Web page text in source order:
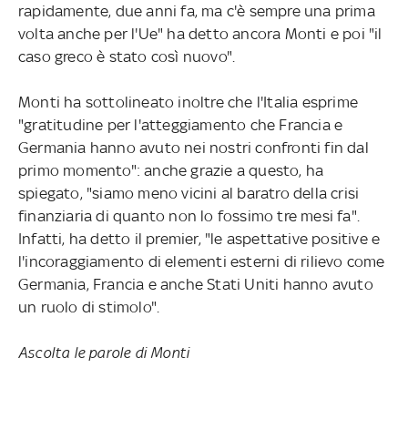
rapidamente, due anni fa, ma c'è sempre una prima
volta anche per l'Ue" ha detto ancora Monti e poi "il
caso greco è stato così nuovo".
Monti ha sottolineato inoltre che l'Italia esprime
"gratitudine per l'atteggiamento che Francia e
Germania hanno avuto nei nostri confronti fin dal
primo momento": anche grazie a questo, ha
spiegato, "siamo meno vicini al baratro della crisi
finanziaria di quanto non lo fossimo tre mesi fa".
Infatti, ha detto il premier, "le aspettative positive e
l'incoraggiamento di elementi esterni di rilievo come
Germania, Francia e anche Stati Uniti hanno avuto
un ruolo di stimolo".
Ascolta le parole di Monti